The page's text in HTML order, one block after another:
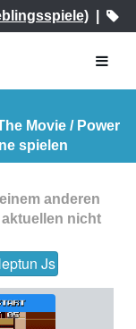
|
Movie / Power
spielen
anderen
aktuellen nicht
Js